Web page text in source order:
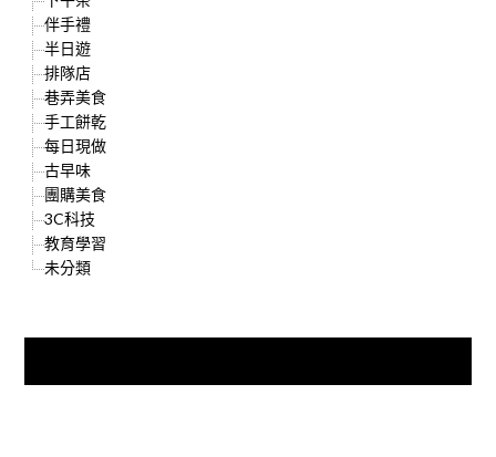
伴手禮
半日遊
排隊店
巷弄美食
手工餅乾
每日現做
古早味
團購美食
3C科技
教育學習
未分類